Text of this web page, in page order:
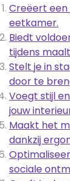
Creëert een
eetkamer.
Biedt
tijdens
Stelt je in
door te
Voegt stijl
jouw
Maakt het
dankzij
sociale